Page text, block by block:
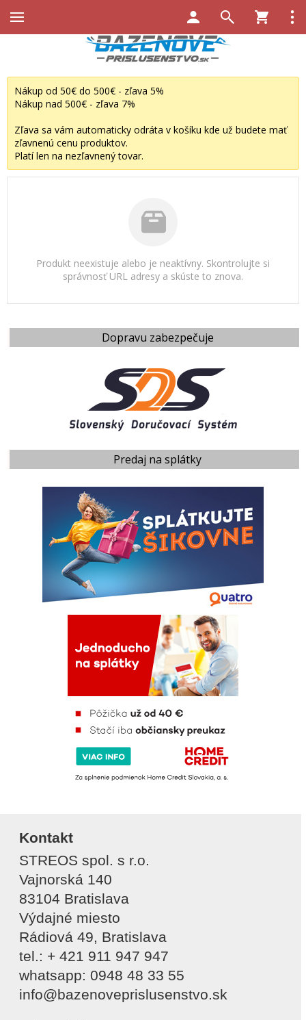
Dopravu zabezpečuje
Predaj na splátky
Nákup od 50€ do 500€ - zľava 5%
Nákup nad 500€ - zľava 7%
Zľava sa vám automaticky odráta v košíku kde už budete mať
zľavnenú cenu produktov.
Platí len na nezľavnený tovar.
Produkt neexistuje alebo je neaktívny. Skontrolujte si
správnosť URL adresy a skúste to znova.
Kontakt
STREOS spol. s r.o.
Vajnorská 140
83104 Bratislava
Výdajné miesto
Rádiová 49, Bratislava
tel.: + 421 911 947 947
whatsapp: 0948 48 33 55
info@bazenoveprislusenstvo.sk